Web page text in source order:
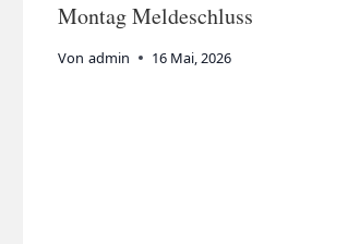
Montag Meldeschluss
Von admin 16 Mai, 2026